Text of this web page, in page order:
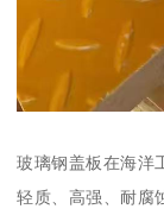
玻璃钢盖板在海洋
轻质、高强、耐腐